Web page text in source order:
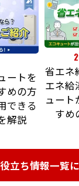
ートを
めの方
できる
解説
省エネ
エネ給
ュート
すめ
立ち情報一覧